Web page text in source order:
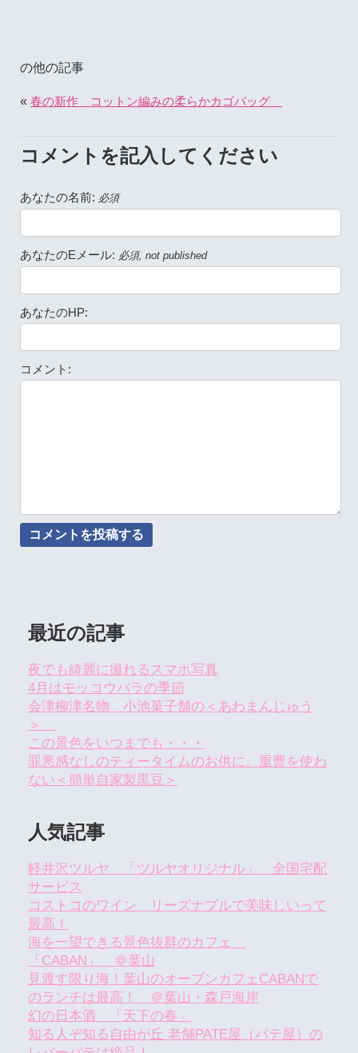
の他の記事
« 春の新作 コットン編みの柔らかカゴバッグ
コメントを記入してください
あなたの名前: 必須
あなたのEメール: 必須, not published
あなたのHP:
コメント:
最近の記事
夜でも綺麗に撮れるスマホ写真
4月はモッコウバラの季節
会津柳津名物 小池菓子舗の＜あわまんじゅう
＞
この景色をいつまでも・・・
罪悪感なしのティータイムのお供に。重曹を使わ
ない＜簡単自家製黒豆＞
人気記事
軽井沢ツルヤ 「ツルヤオリジナル」 全国宅配
サービス
コストコのワイン リーズナブルで美味しいって
最高！
海を一望できる景色抜群のカフェ
「CABAN」 ＠葉山
見渡す限り海！葉山のオープンカフェCABANで
のランチは最高！ ＠葉山・森戸海岸
幻の日本酒 「天下の春」
知る人ぞ知る自由が丘 老舗PATE屋（パテ屋）の